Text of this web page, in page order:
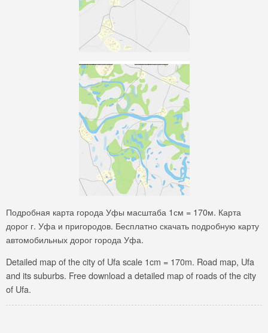
Подробная карта города Уфы масштаба 1см = 170м. Карта
дорог г. Уфа и пригородов. Бесплатно скачать подробную карту
автомобильных дорог города Уфа.
Detailed map of the city of Ufa scale 1cm = 170m. Road map, Ufa
and its suburbs. Free download a detailed map of roads of the city
of Ufa.